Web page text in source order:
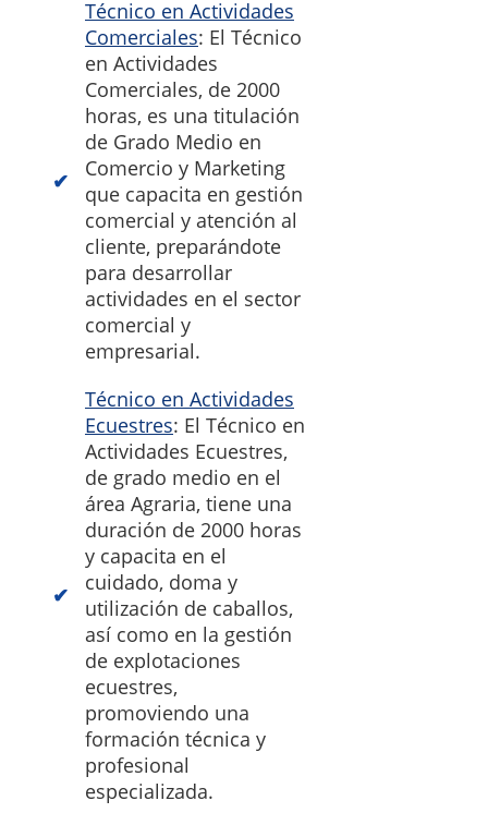
Técnico en Actividades
Comerciales: El Técnico
en Actividades
Comerciales, de 2000
horas, es una titulación
de Grado Medio en
Comercio y Marketing
que capacita en gestión
comercial y atención al
cliente, preparándote
para desarrollar
actividades en el sector
comercial y
empresarial.
Técnico en Actividades
Ecuestres: El Técnico en
Actividades Ecuestres,
de grado medio en el
área Agraria, tiene una
duración de 2000 horas
y capacita en el
cuidado, doma y
utilización de caballos,
así como en la gestión
de explotaciones
ecuestres,
promoviendo una
formación técnica y
profesional
especializada.